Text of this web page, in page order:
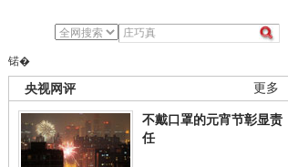
锘�
更多
央视网评
不戴口罩的元宵节彰显责
任